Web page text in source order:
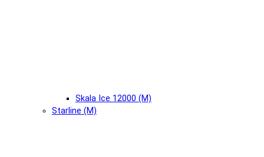
Skala Ice 12000 (М)
Starline (М)